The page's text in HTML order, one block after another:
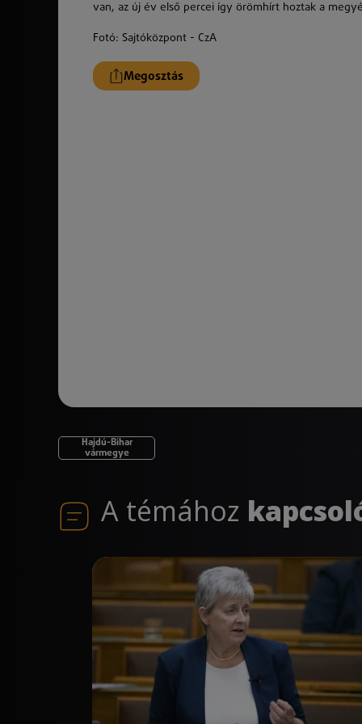
van, az új év első percei így örömhírt hoztak a
Fotó: Sajtóközpont - CzA
Megosztás
Hajdú-Bihar
vármegye
A témához